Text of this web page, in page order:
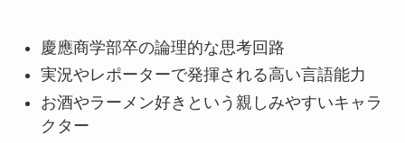
慶應商学部卒の論理的な思考回路
実況やレポーターで発揮される高い言語能力
お酒やラーメン好きという親しみやすいキャラ
クター